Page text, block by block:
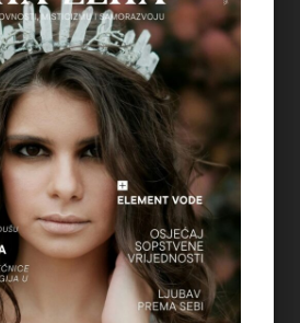
ŽIVČANOG SUSTAVA – ZAŠTO
STRAH KADA NAM SE OSTVARUJU
ZA SVE ZNAKOVE ZODIJAKA –
25, 2026